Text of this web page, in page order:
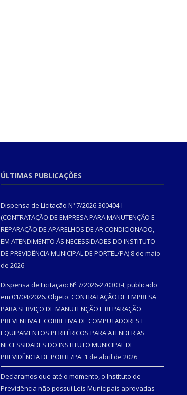
ÚLTIMAS PUBLICAÇÕES
Dispensa de Licitação Nº 7/2026-300404-I
(CONTRATAÇÃO DE EMPRESA PARA MANUTENÇÃO E
REPARAÇÃO DE APARELHOS DE AR CONDICIONADO,
EM ATENDIMENTO ÀS NECESSIDADES DO INSTITUTO
DE PREVIDÊNCIA MUNICIPAL DE PORTEL/PA) 8 de maio
de 2026
Dispensa de Licitação: Nº 7/2026-270303-I, publicado
em 01/04/2026. Objeto: CONTRATAÇÃO DE EMPRESA
PARA SERVIÇO DE MANUTENÇÃO E REPARAÇÃO
PREVENTIVA E CORRETIVA DE COMPUTADORES E
EQUIPAMENTOS PERIFÉRICOS PARA ATENDER AS
NECESSIDADES DO INSTITUTO MUNICIPAL DE
PREVIDÊNCIA DE PORTE/PA. 1 de abril de 2026
Declaramos que até o momento, o Instituto de
Previdência não possui Leis Municipais aprovadas